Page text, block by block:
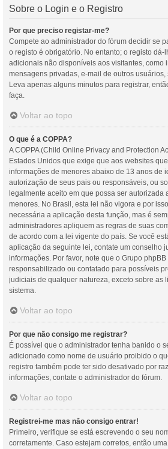
Sobre o Login e o Registro
Por que preciso registar-me?
Compete ao administrador do fórum decidir se
o registo é obrigatório. No entanto; o registo dá-
adicionais não disponíveis aos visitantes, como
mensagens privadas, e-mail de outros
Leva apenas alguns minutos para registrar,
faça.
Voltar ao topo
O que é a COPPA?
A COPPA (Child Online Privacy and Protection
Estados Unidos que exige que aos websites
informações de menores abaixo de 13 anos de
autorização de seus pais ou responsáveis, ou
legalmente aceito em que possa ser autorizada
menores. No Brasil, esta lei não vigora e por
necessária a aplicação desta função, mas é
administradores apliquem as regras de suas
de acordo com a lei vigente do país. Se você
aplicação da seguinte lei, contate um conselho
informações. Por favor, note que o Grupo
responsabilizado ou contatado para possíveis
judiciais de qualquer natureza, exceto sobre as
sistema.
Voltar ao topo
Por que não consigo me registrar?
É possível que o administrador tenha banido o
adicionado como nome de usuário proibido o
registro também pode ter sido desativado por
informações, contate o administrador do fórum.
Voltar ao topo
Registrei-me mas não consigo entrar!
Primeiro, verifique se está escrevendo o seu
corretamente. Caso estejam corretos, então